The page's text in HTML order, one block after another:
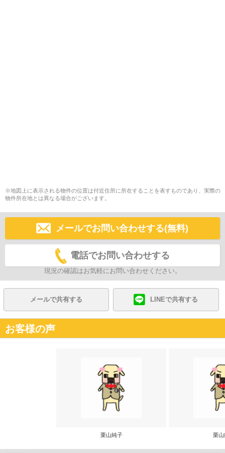
※地図上に表示される物件の位置は付近住所に所在することを表すものであり、実際の
物件所在地とは異なる場合がございます。
メールでお問い合わせする(無料)
電話でお問い合わせする
現況の確認はお気軽にお問い合わせください。
メールで共有する LINEで共有する
お客様の声
栗山純子 栗山